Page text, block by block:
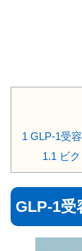
1 GLP-1受
1.1 ビ
GLP-1受